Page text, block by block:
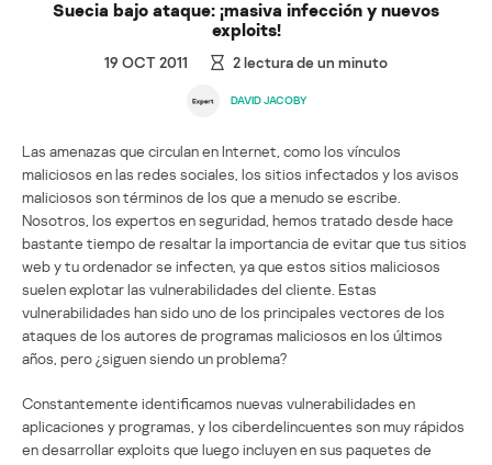
Suecia bajo ataque: ¡masiva infección y nuevos
exploits!
19 OCT 2011 2lectura de un minuto
DAVID JACOBY
Las amenazas que circulan en Internet, como los vínculos
maliciosos en las redes sociales, los sitios infectados y los avisos
maliciosos son términos de los que a menudo se escribe.
Nosotros, los expertos en seguridad, hemos tratado desde hace
bastante tiempo de resaltar la importancia de evitar que tus sitios
web y tu ordenador se infecten, ya que estos sitios maliciosos
suelen explotar las vulnerabilidades del cliente. Estas
vulnerabilidades han sido uno de los principales vectores de los
ataques de los autores de programas maliciosos en los últimos
años, pero ¿siguen siendo un problema?
Constantemente identificamos nuevas vulnerabilidades en
aplicaciones y programas, y los ciberdelincuentes son muy rápidos
en desarrollar exploits que luego incluyen en sus paquetes de